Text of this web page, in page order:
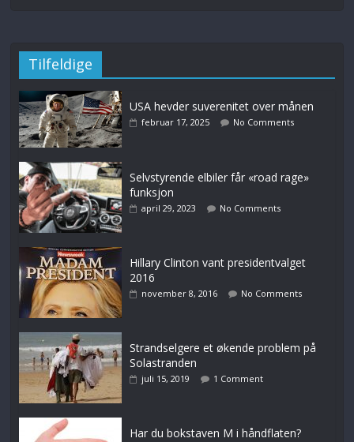
Tilfeldige
USA hevder suverenitet over månen
februar 17, 2025 No Comments
Selvstyrende elbiler får «road rage»
funksjon
april 29, 2023 No Comments
Hillary Clinton vant presidentvalget
2016
november 8, 2016 No Comments
Strandselgere et økende problem på
Solastranden
juli 15, 2019 1 Comment
Har du bokstaven M i håndflaten?